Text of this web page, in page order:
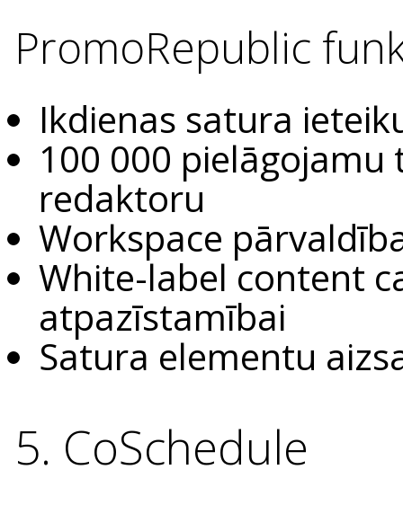
PromoRepublic
Ikdienas satura
100 000
redaktoru
Workspace
White-label content
atpazīstamībai
Satura elementu
5. CoSchedule